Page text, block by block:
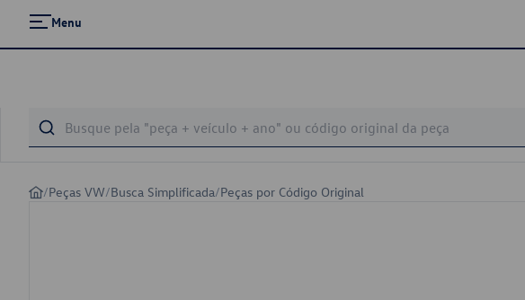
Menu
/Peças VW/Busca Simplificada/Peças por Código Original